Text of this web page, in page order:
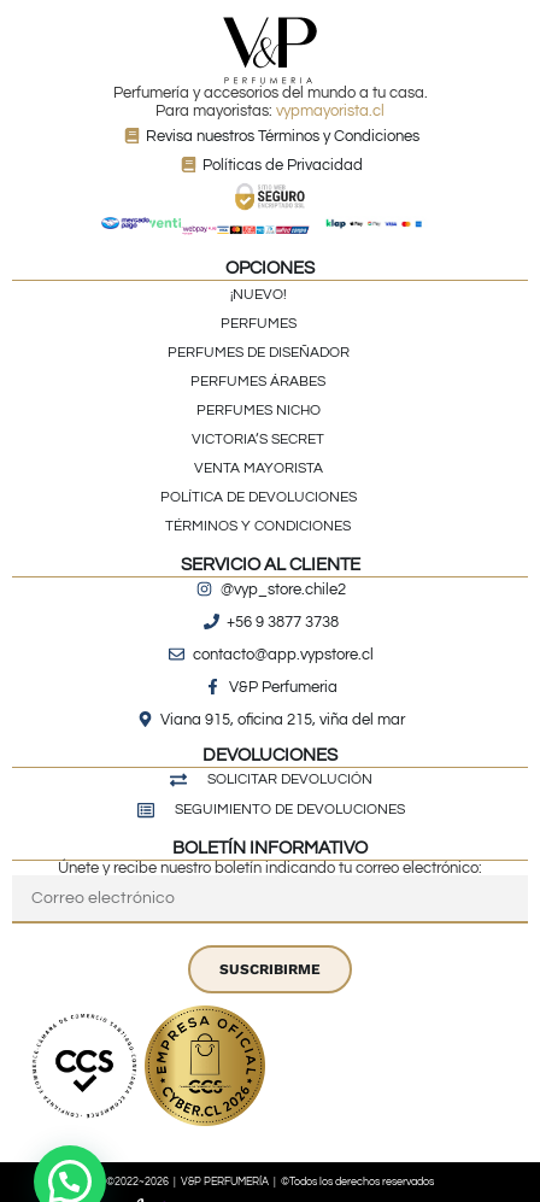
Perfumería y accesorios del mundo a tu casa.
Para mayoristas: vypmayorista.cl
Revisa nuestros Términos y Condiciones
Políticas de Privacidad
OPCIONES
¡NUEVO!
PERFUMES
PERFUMES DE DISEÑADOR
PERFUMES ÁRABES
PERFUMES NICHO
VICTORIA’S SECRET
VENTA MAYORISTA
POLÍTICA DE DEVOLUCIONES
TÉRMINOS Y CONDICIONES
SERVICIO AL CLIENTE
@vyp_store.chile2
+56 9 3877 3738
contacto@app.vypstore.cl
V&P Perfumeria
Viana 915, oficina 215, viña del mar
DEVOLUCIONES
SOLICITAR DEVOLUCIÓN
SEGUIMIENTO DE DEVOLUCIONES
BOLETÍN INFORMATIVO
Únete y recibe nuestro boletín indicando tu correo electrónico:
SUSCRIBIRME
©2022~2026 | V&P PERFUMERÍA | ©Todos los derechos reservados